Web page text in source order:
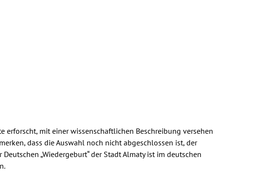
mit einer wissenschaftlichen Beschreibung versehen
dass die Auswahl noch nicht abgeschlossen ist, der
„Wiedergeburt“ der Stadt Almaty ist im deutschen